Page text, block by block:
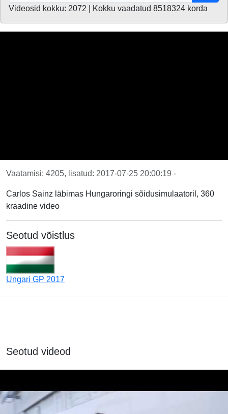
Videosid kokku: 2072 | Kokku vaadatud 8518324 korda
Vaatamisi: 4205, lisatud: 2017-07-25 20:00:19 -
Carlos Sainz läbimas Hungaroringi sõidusimulaatoril, 360
kraadine video
Seotud võistlus
Ungari GP 2017
Seotud videod